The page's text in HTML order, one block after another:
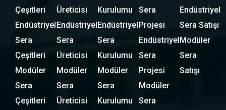
Çeşitleri
Endüstriyel
Sera
Çeşitleri
Modüler
Sera
Çeşitleri
Üreticisi
Endüstriyel
Sera
Üreticisi
Modüler
Sera
Üreticisi
Kurulumu
Endüstriyel
Sera
Kurulumu
Modüler
Sera
Kurulumu
Sera
Projesi
Endüstriyel
Sera
Projesi
Modüler
Sera
Endüstriyel
Sera Satışı
Modüler
Sera
Satışı